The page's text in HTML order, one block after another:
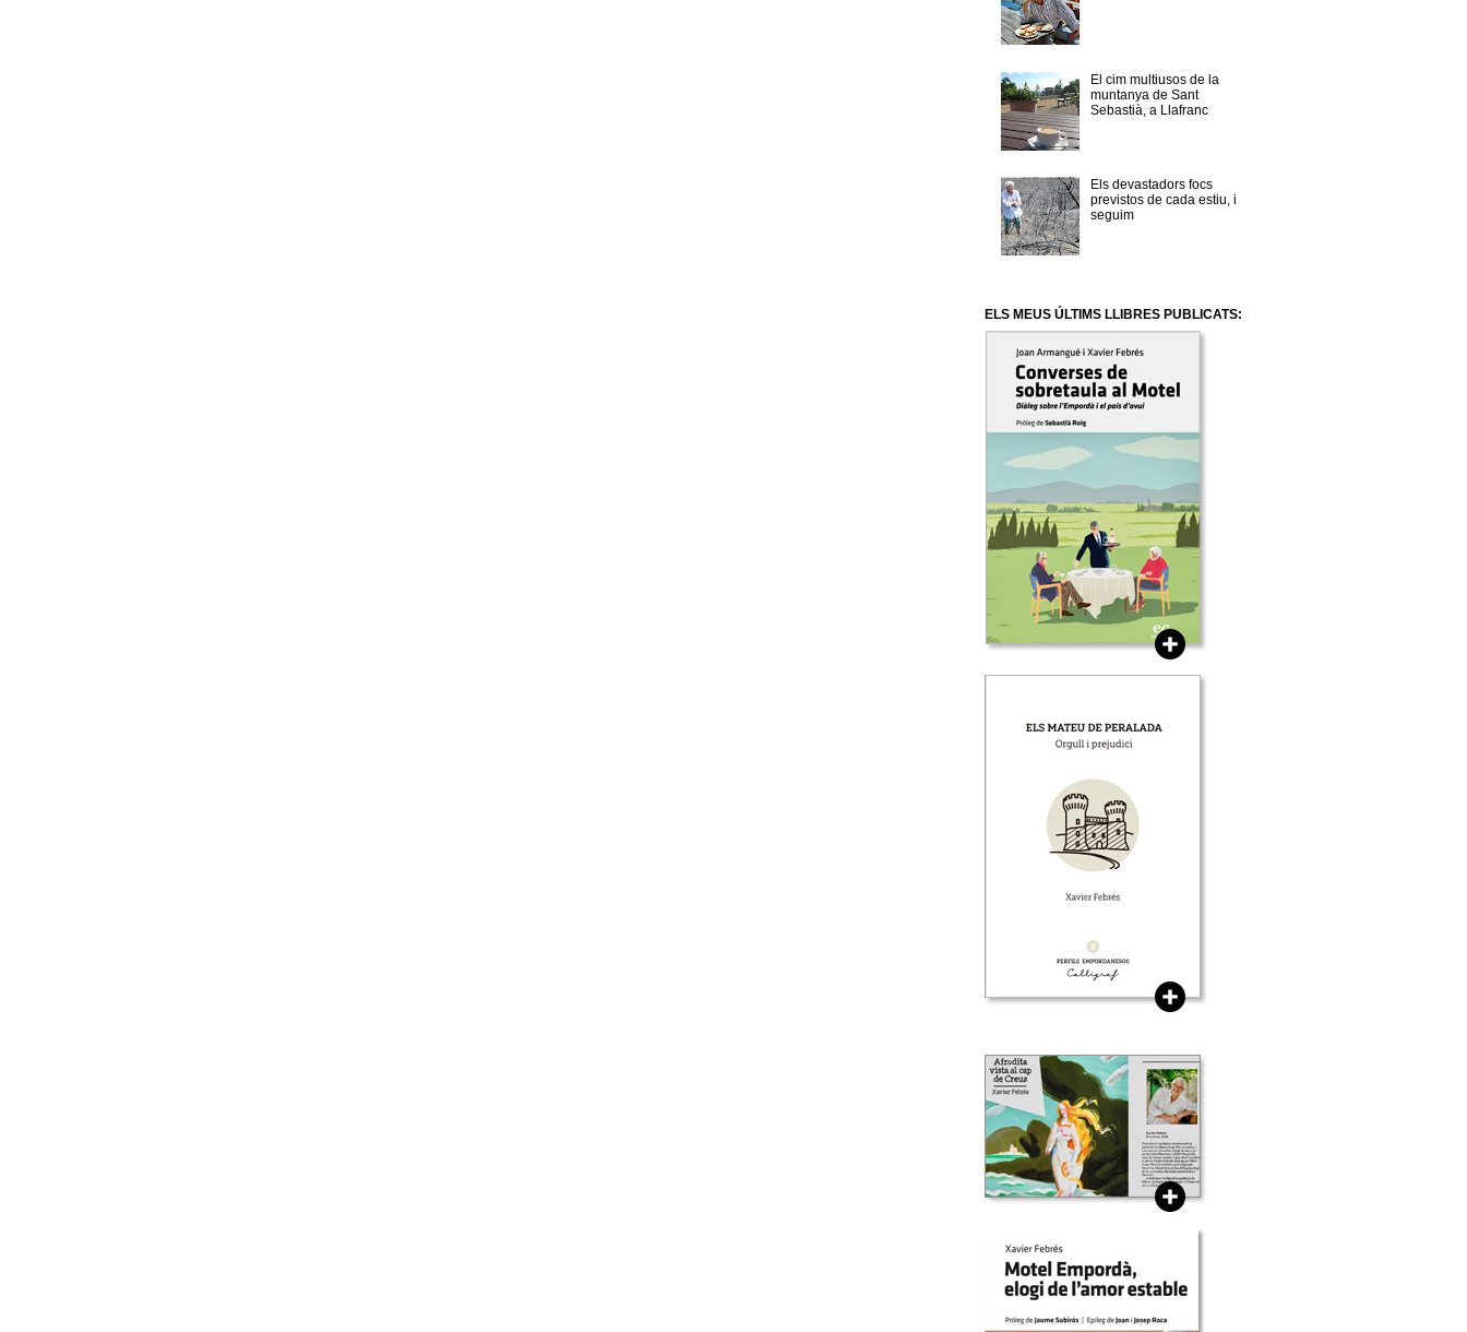
El cim multiusos de la
muntanya de Sant
Sebastià, a Llafranc
Els devastadors focs
previstos de cada estiu, i
seguim
ELS MEUS ÚLTIMS LLIBRES PUBLICATS: